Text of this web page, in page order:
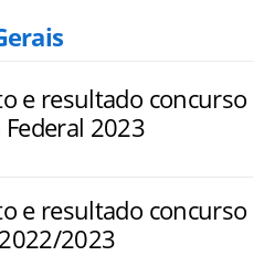
e resultado concurso
Federal 2023
e resultado concurso
2023